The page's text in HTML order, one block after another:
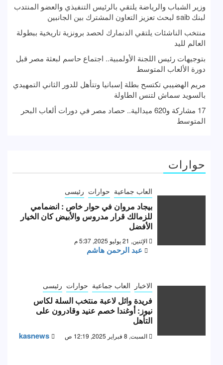
وزير الشباب والرياضة يلتقي بالرئيس التنفيذي والعضو المنتدب
لبنك saib لبحث تعزيز التعاون المشترك بين الجانبين
منتخب الناشئات يلتقي الدنمارك لحصد برونزية تاريخية ببطولة
العالم لليد
بتوجيهات رئيس اللجنة الأولمبية.. اجتماع حاسم لبعثة مصر قبل
دورة الألعاب المتوسط
مريم الهضيبي تكتسح بطلة إسبانيا وتتأهل للدور الثاني التمهيدي
بالسويد سماش لتنس الطاولة
17 مشاركة و620 ميدالية.. حصاد مصر في دورات ألعاب البحر
المتوسط
حوارات
العاب جماعية حوارات رئيسى
بيجاد مروان في حوار خاص : انضمامي
للزمالك قرار مدروس والأبيض كان الخيار
الأفضل
الإثنين, 21 يوليو 2025, 5:37 م
عبد الرحمن هاشم
الاخبار العاب جماعية حوارات رئيسى
فريدة وائل لاعبة منتخب السلة لكاس
نيوز: أوغندا خصم عنيد وقادرون على
التأهل
السبت, 8 فبراير 2025, 12:19 ص kasnews